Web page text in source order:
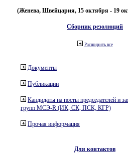
(Женева, Швейцария, 15 октября - 19
Сборник резолюций
Расширить все
Документы
Публикации
Кандидаты на посты председателей и
групп МСЭ-R (ИК, СК, ПСК, КГР)
Прочая информация
Для контактов